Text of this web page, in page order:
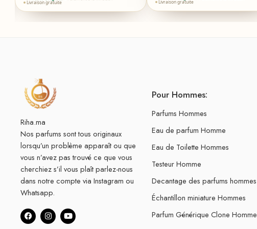
Livraison gratuite Livraison gratuite
Riha.ma
Nos parfums sont tous originaux
lorsqu’un problème apparaît ou que
vous n’avez pas trouvé ce que vous
cherchiez s’il vous plaît parlez-nous
dans notre compte via Instagram ou
Whatsapp.
Pour Hommes:
Parfums Hommes
Eau de parfum Homme
Eau de Toilette Hommes
Testeur Homme
Decantage des parfums hommes
Échantillon miniature Hommes
Parfum Générique Clone Homme